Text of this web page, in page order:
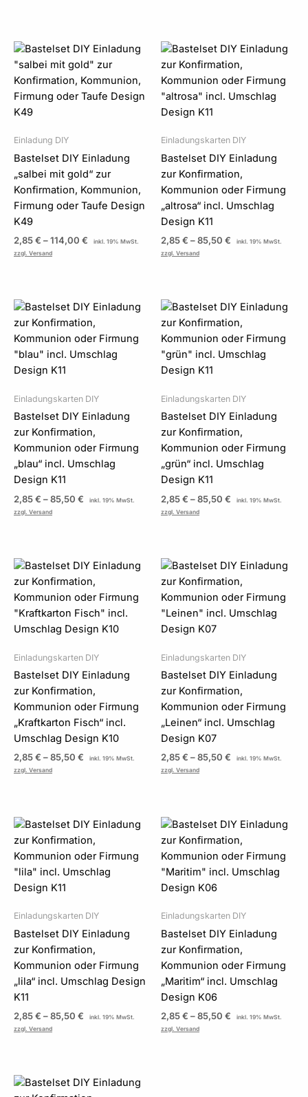
Einladung DIY
Bastelset DIY Einladung
„salbei mit gold“ zur
Konfirmation, Kommunion,
Firmung oder Taufe Design
K49
2,85€ –114,00 €
Preisspanne:
bis
114,00 €
inkl. 19% MwSt.
zzgl. Versand
Einladungskarten DIY
Bastelset DIY Einladung
zur Konfirmation,
Kommunion oder Firmung
„altrosa“ incl. Umschlag
Design K11
2,85€ –85,50 €
Preisspanne:
bis
85,50 €
inkl. 19% MwSt.
zzgl. Versand
Einladungskarten DIY
Bastelset DIY Einladung
zur Konfirmation,
Kommunion oder Firmung
„blau“ incl. Umschlag
Design K11
2,85€ –85,50 €
Preisspanne:
bis
85,50 €
inkl. 19% MwSt.
zzgl. Versand
Einladungskarten DIY
Bastelset DIY Einladung
zur Konfirmation,
Kommunion oder Firmung
„grün“ incl. Umschlag
Design K11
2,85€ –85,50 €
Preisspanne:
bis
85,50 €
inkl. 19% MwSt.
zzgl. Versand
Einladungskarten DIY
Bastelset DIY Einladung
zur Konfirmation,
Kommunion oder Firmung
„Kraftkarton Fisch“ incl.
Umschlag Design K10
2,85€ –85,50 €
Preisspanne:
bis
85,50 €
inkl. 19% MwSt.
zzgl. Versand
Einladungskarten DIY
Bastelset DIY Einladung
zur Konfirmation,
Kommunion oder Firmung
„Leinen“ incl. Umschlag
Design K07
2,85€ –85,50 €
Preisspanne:
bis
85,50 €
inkl. 19% MwSt.
zzgl. Versand
Einladungskarten DIY
Bastelset DIY Einladung
zur Konfirmation,
Kommunion oder Firmung
„lila“ incl. Umschlag Design
K11
2,85€ –85,50 €
Preisspanne:
bis
85,50 €
inkl. 19% MwSt.
zzgl. Versand
Einladungskarten DIY
Bastelset DIY Einladung
zur Konfirmation,
Kommunion oder Firmung
„Maritim“ incl. Umschlag
Design K06
2,85€ –85,50 €
Preisspanne:
bis
85,50 €
inkl. 19% MwSt.
zzgl. Versand
Preisspanne: